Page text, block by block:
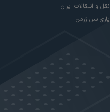
نقل و انتقالات ایران
پاری سن ژرمن